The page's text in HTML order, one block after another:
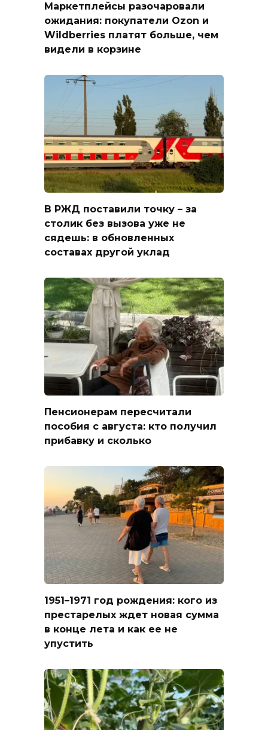
Маркетплейсы разочаровали
ожидания: покупатели Ozon и
Wildberries платят больше, чем
видели в корзине
В РЖД поставили точку – за
столик без вызова уже не
сядешь: в обновленных
составах другой уклад
Пенсионерам пересчитали
пособия с августа: кто получил
прибавку и сколько
1951–1971 год рождения: кого из
престарелых ждет новая сумма
в конце лета и как ее не
упустить